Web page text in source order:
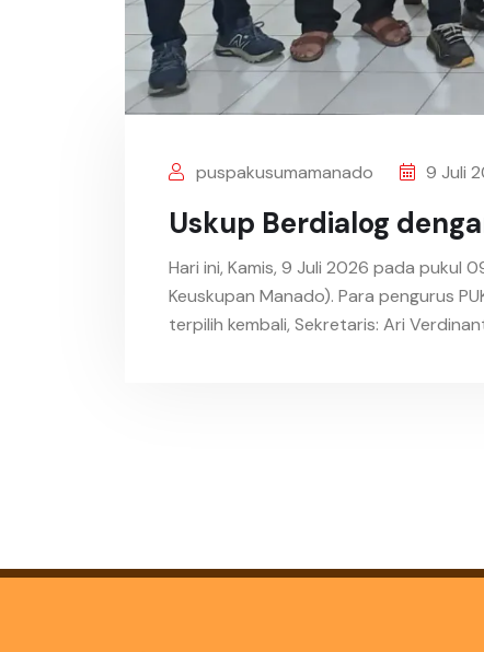
puspakusumamanado 9 Juli
Uskup Berdialog
Hari ini, Kamis, 9 Juli 2026 pada pukul
Keuskupan Manado). Para pengurus
terpilih kembali, Sekretaris: Ari